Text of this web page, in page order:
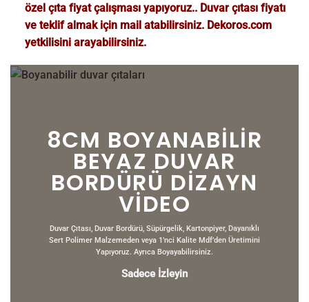
özel çıta fiyat çalışması yapıyoruz.. Duvar çıtası fiyatı
ve teklif almak için mail atabilirsiniz. Dekoros.com
yetkilisini arayabilirsiniz.
8CM BOYANABILIR
BEYAZ DUVAR
BORDÜRÜ DİZAYN
VIDEO
Duvar Çıtası, Duvar Bordürü, Süpürgelik, Kartonpiyer, Dayanıklı
Sert Polimer Malzemeden veya 1’nci Kalite Mdf’den Üretimini
Yapıyoruz. Ayrıca Boyayabilirsiniz.
Sadece İzleyin